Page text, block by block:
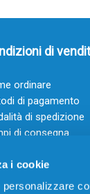
i cookie
di
ordinare
di pagamento
di spedizione
di consegna